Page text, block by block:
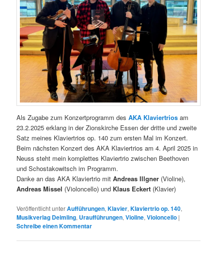
Als Zugabe zum Konzertprogramm desAKA Klaviertrios am
23.2.2025 erklang in der Zionskirche Essen der dritte und zweite
Satz meines Klaviertrios op. 140 zum ersten Mal im Konzert.
Beim nächsten Konzert des AKA Klaviertrios am 4. April 2025 in
Neuss steht mein komplettes Klaviertrio zwischen Beethoven
und Schostakowitsch im Programm.
Danke an das AKA Klaviertrio mitAndreas Illgner (Violine),
Andreas Missel (Violoncello) und Klaus Eckert (Klavier)
Veröffentlicht unterAufführungen,Klavier,Klaviertrio op. 140,
Musikverlag Deimling, Uraufführungen,Violine,Violoncello |
Schreibe einen Kommentar